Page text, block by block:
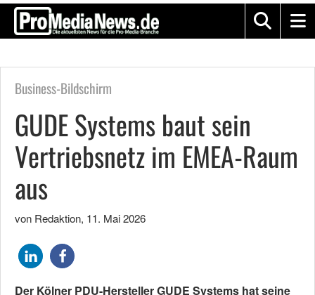
Business-Bildschirm
GUDE Systems baut sein
Vertriebsnetz im EMEA-Raum
aus
von Redaktion, 11. Mai 2026
Der Kölner PDU-Hersteller GUDE Systems hat seine